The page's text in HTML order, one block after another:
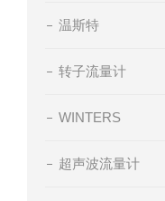
温斯特
转子流量计
WINTERS
超声波流量计